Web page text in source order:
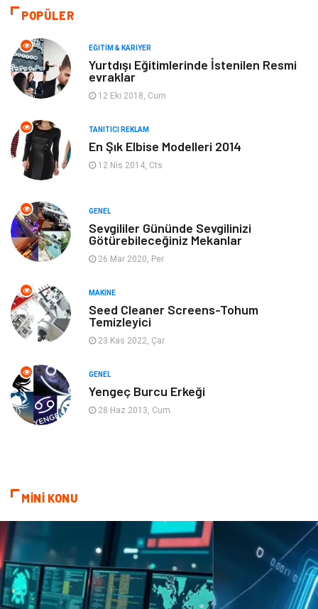
Moda
Makine
Elektronik
Ev Dekorasyon Organizasyon
Anne & Çocuk Genel Kültür
Ev İşleri
Gençlik & Eğlence
Mobilya
Evlilik Rehberi
Astroloji Keyfinizi Kaçırmayın
Sigorta Çadır
Yazı Tahtaları Pet Malzemeleri
POPÜLER
EĞITIM & KARIYER
Yurtdışı Eğitimlerinde İstenilen Resmi
evraklar
12 Eki 2018, Cum
TANITICI REKLAM
En Şık Elbise Modelleri 2014
12 Nis 2014, Cts
GENEL
Sevgililer Gününde Sevgilinizi
Götürebileceğiniz Mekanlar
26 Mar 2020, Per
MAKINE
Seed Cleaner Screens-Tohum
Temizleyici
23 Kas 2022, Çar
GENEL
Yengeç Burcu Erkeği
28 Haz 2013, Cum
MİNİ KONU